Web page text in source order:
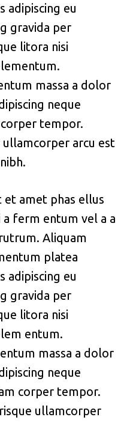
adipiscing eu
gravida per
litora nisi
massa a dolor
neque
tempor.
arcu est
amet phas ellus
ferm entum vel a a
Aliquam
platea
adipiscing eu
gravida per
litora nisi
entum.
massa a dolor
neque
corper tempor.
ullamcorper